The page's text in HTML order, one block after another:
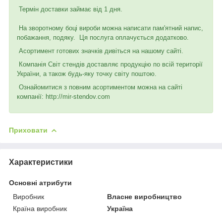
Термін доставки займає від 1 дня.
На зворотному боці вироби можна написати пам'ятний напис,
побажання, подяку. Ця послуга оплачується додатково.
Асортимент готових значків дивіться на нашому сайті.
Компанія Світ стендів доставляє продукцію по всій території
України, а також будь-яку точку світу поштою.
Ознайомитися з повним асортиментом можна на сайті
компанії: http://mir-stendov.com
Приховати
Характеристики
Основні атрибути
Виробник
Власне виробництво
Країна виробник
Україна